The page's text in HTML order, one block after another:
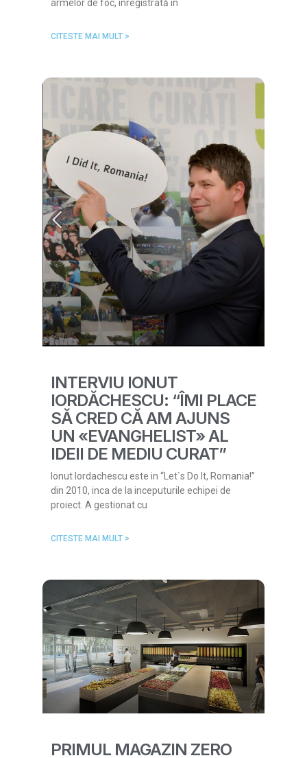
armelor de foc, înregistrată în
CITESTE MAI MULT >
INTERVIU IONUT
IORDĂCHESCU: “ÎMI PLACE
SĂ CRED CĂ AM AJUNS
UN «EVANGHELIST» AL
IDEII DE MEDIU CURAT”
Ionut Iordachescu este in “Let`s Do It, Romania!”
din 2010, inca de la inceputurile echipei de
proiect. A gestionat cu
CITESTE MAI MULT >
PRIMUL MAGAZIN ZERO